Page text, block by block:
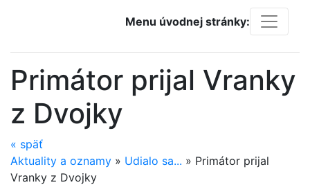
Menu úvodnej stránky:
Primátor prijal Vranky
z Dvojky
« späť
Aktuality a oznamy » Udialo sa... » Primátor prijal
Vranky z Dvojky